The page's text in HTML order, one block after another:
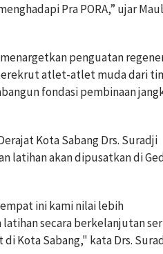
Pra PORA,” ujar
penguatan
atlet-atlet muda dari
fondasi pembinaan
Kota Sabang Drs. Suradji
latihan akan dipusatkan di
ini kami nilai lebih
secara berkelanjutan
Kota Sabang," kata Drs.